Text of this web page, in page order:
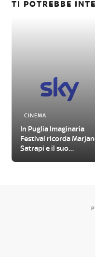
TI POTREBBE
CINEMA
In Puglia Imaginaria
Festival ricorda
Satrapi e il suo